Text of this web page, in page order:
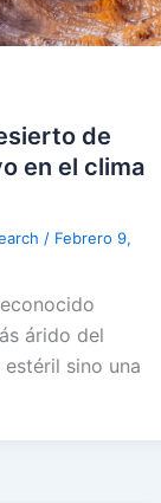
de
en el clima
/ Febrero 9,
árido del
sino una